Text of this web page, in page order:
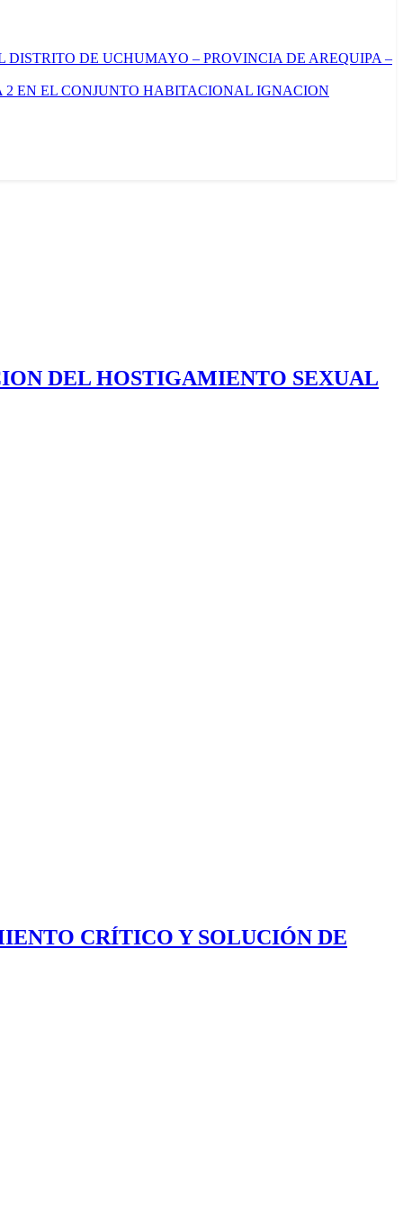
DISTRITO DE UCHUMAYO – PROVINCIA DE AREQUIPA –
EN EL CONJUNTO HABITACIONAL IGNACION
DEL HOSTIGAMIENTO SEXUAL
CRÍTICO Y SOLUCIÓN DE